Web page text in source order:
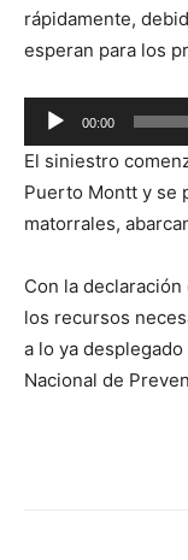
rápidamente,
esperan para los
Reproductor
de
audio
00:00
El siniestro
Puerto Montt y se
matorrales,
Con la
los recursos
a lo ya
Nacional de